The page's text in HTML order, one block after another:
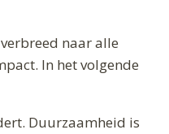
naar alle
In het volgende
Duurzaamheid is